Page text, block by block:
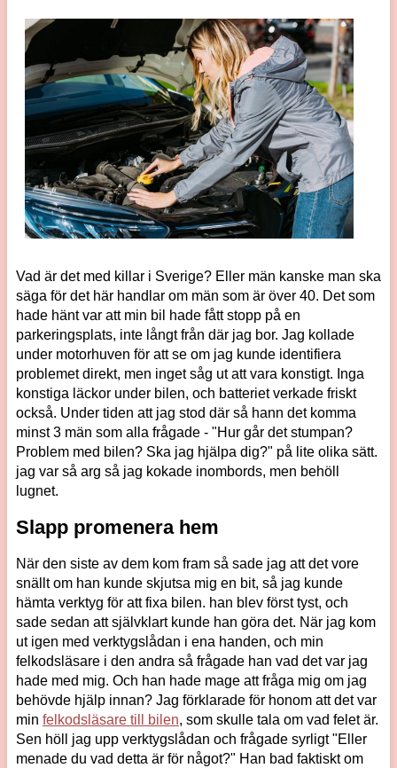
Vad är det med killar i Sverige? Eller män kanske man ska
säga för det här handlar om män som är över 40. Det som
hade hänt var att min bil hade fått stopp på en
parkeringsplats, inte långt från där jag bor. Jag kollade
under motorhuven för att se om jag kunde identifiera
problemet direkt, men inget såg ut att vara konstigt. Inga
konstiga läckor under bilen, och batteriet verkade friskt
också. Under tiden att jag stod där så hann det komma
minst 3 män som alla frågade - "Hur går det stumpan?
Problem med bilen? Ska jag hjälpa dig?" på lite olika sätt.
jag var så arg så jag kokade inombords, men behöll
lugnet.
Slapp promenera hem
När den siste av dem kom fram så sade jag att det vore
snällt om han kunde skjutsa mig en bit, så jag kunde
hämta verktyg för att fixa bilen. han blev först tyst, och
sade sedan att självklart kunde han göra det. När jag kom
ut igen med verktygslådan i ena handen, och min
felkodsläsare i den andra så frågade han vad det var jag
hade med mig. Och han hade mage att fråga mig om jag
behövde hjälp innan? Jag förklarade för honom att det var
min felkodsläsare till bilen, som skulle tala om vad felet är.
Sen höll jag upp verktygslådan och frågade syrligt "Eller
menade du vad detta är för något?" Han bad faktiskt om